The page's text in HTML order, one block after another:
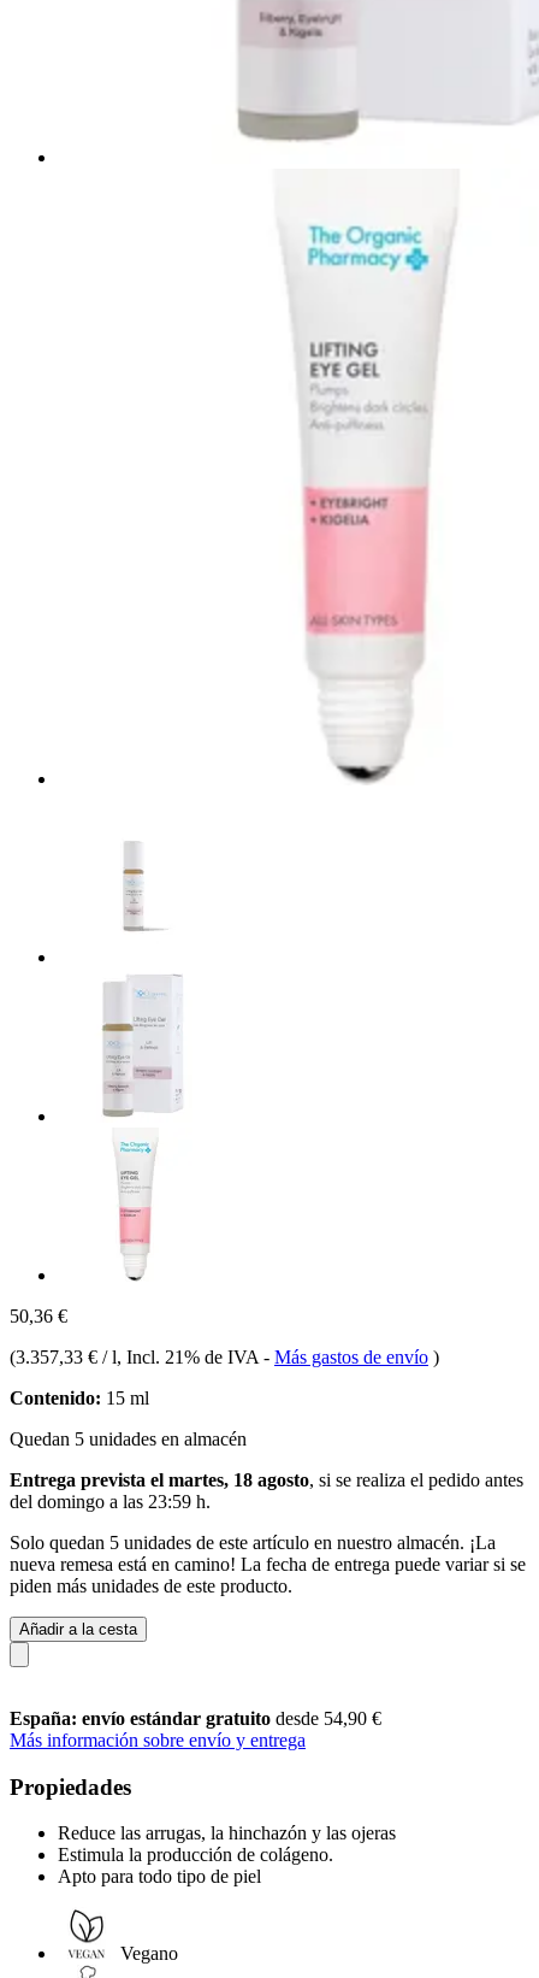
50,36 €
(3.357,33 € / l, Incl. 21% de IVA - Más gastos de envío )
Contenido: 15 ml
Quedan 5 unidades en almacén
Entrega prevista el martes, 18 agosto, si se realiza el pedido antes
del domingo a las 23:59 h.
Solo quedan 5 unidades de este artículo en nuestro almacén. ¡La
nueva remesa está en camino! La fecha de entrega puede variar si se
piden más unidades de este producto.
Añadir a la cesta
España: envío estándar gratuito desde 54,90 €
Más información sobre envío y entrega
Propiedades
Reduce las arrugas, la hinchazón y las ojeras
Estimula la producción de colágeno.
Apto para todo tipo de piel
Vegano